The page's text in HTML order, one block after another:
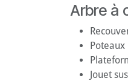
Arbre à
Poteaux
Jouet